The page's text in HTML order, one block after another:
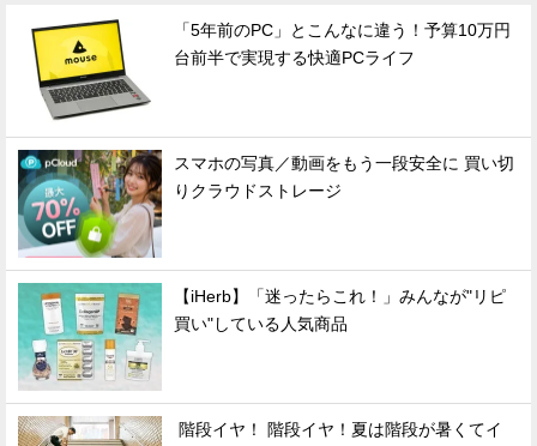
「5年前のPC」とこんなに違う！予算10万円
台前半で実現する快適PCライフ
スマホの写真／動画をもう一段安全に 買い切
りクラウドストレージ
【iHerb】「迷ったらこれ！」みんなが"リピ
買い"している人気商品
階段イヤ！ 階段イヤ！夏は階段が暑くてイ